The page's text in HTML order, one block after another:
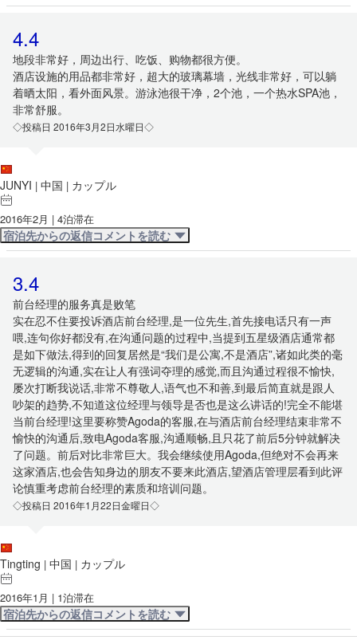
4.4
地段非常好，周边出行、吃饭、购物都很方便。
酒店设施的用品都非常好，超大的玻璃幕墙，光线非常好，可以躺
着晒太阳，看外面风景。游泳池很干净，2个池，一个热水SPA池，
非常舒服。
◇投稿日 2016年3月2日水曜日◇
JUNYI | 中国 | カップル
2016年2月 | 4泊滞在
宿泊先からの返信コメントを読む
3.4
前台经理的服务真是败笔
实在忍不住要投诉酒店前台经理,是一位先生,首先接电话只有一声
喂,连句你好都没有,在沟通问题的过程中,当提到五星级酒店通常都
是如下做法,得到的回复居然是“我们是公寓,不是酒店”,诸如此类的毫
无逻辑的沟通,实在让人有强词夺理的感觉,而且沟通过程很不愉快,
屡次打断我说话,非常不尊敬人,语气也不和善,到最后简直就是跟人
吵架的趋势,不知道这位经理与领导是否也是这么讲话的!完全不能堪
当前台经理!这里要称赞Agoda的客服,在与酒店前台经理结束非常不
愉快的沟通后,致电Agoda客服,沟通顺畅,且只花了前后5分钟就解决
了问题。前后对比非常巨大。我会继续使用Agoda,但绝对不会再来
这家酒店,也会告知身边的朋友不要来此酒店,望酒店管理层看到此评
论慎重考虑前台经理的素质和培训问题。
◇投稿日 2016年1月22日金曜日◇
Tingting | 中国 | カップル
2016年1月 | 1泊滞在
宿泊先からの返信コメントを読む